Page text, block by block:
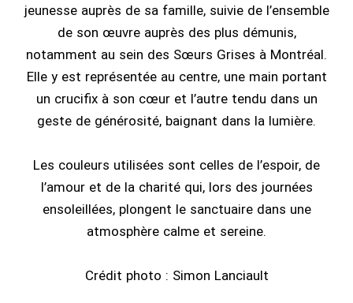
jeunesse auprès de sa famille, suivie de l’ensemble
de son œuvre auprès des plus démunis,
notamment au sein des Sœurs Grises à Montréal.
Elle y est représentée au centre, une main portant
un crucifix à son cœur et l’autre tendu dans un
geste de générosité, baignant dans la lumière.
Les couleurs utilisées sont celles de l’espoir, de
l’amour et de la charité qui, lors des journées
ensoleillées, plongent le sanctuaire dans une
atmosphère calme et sereine.
Crédit photo : Simon Lanciault